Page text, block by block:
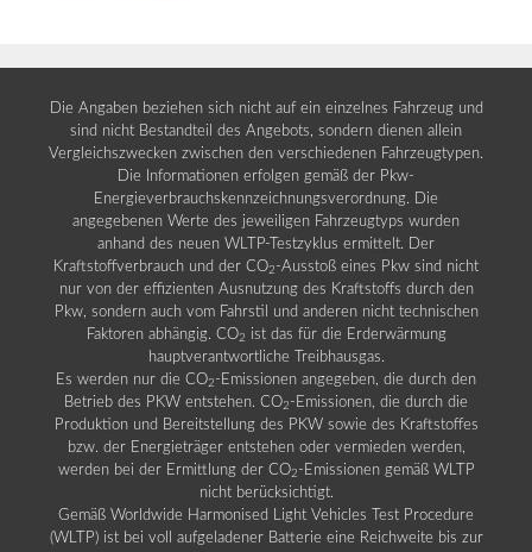
Die Angaben beziehen sich nicht auf ein einzelnes Fahrzeug und
sind nicht Bestandteil des Angebots, sondern dienen allein
Vergleichszwecken zwischen den verschiedenen Fahrzeugtypen.
Die Informationen erfolgen gemäß der Pkw-
Energieverbrauchskennzeichnungsverordnung. Die
angegebenen Werte des jeweiligen Fahrzeugtyps wurden
anhand des neuen WLTP-Testzyklus ermittelt. Der
Kraftstoffverbrauch und der CO2 -Ausstoß eines Pkw sind nicht
nur von der effizienten Ausnutzung des Kraftstoffs durch den
Pkw, sondern auch vom Fahrstil und anderen nicht technischen
Faktoren abhängig. CO2 ist das für die Erderwärmung
hauptverantwortliche Treibhausgas.
Es werden nur die CO2 -Emissionen angegeben, die durch den
Betrieb des PKW entstehen. CO2 -Emissionen, die durch die
Produktion und Bereitstellung des PKW sowie des Kraftstoffes
bzw. der Energieträger entstehen oder vermieden werden,
werden bei der Ermittlung der CO2 -Emissionen gemäß WLTP
nicht berücksichtigt.
Gemäß Worldwide Harmonised Light Vehicles Test Procedure
(WLTP) ist bei voll aufgeladener Batterie eine Reichweite bis zur